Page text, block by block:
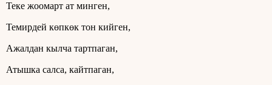
Теке жоомарт ат минген,
Темирдей көпкөк тон кийген,
Ажалдан кылча тартпаган,
Атышка салса, кайтпаган,